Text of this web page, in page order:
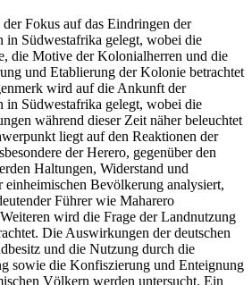
Fokus auf das Eindringen der
in Südwestafrika gelegt, wobei die
die Motive der Kolonialherren und die
und Etablierung der Kolonie betrachtet
wird auf die Ankunft der
in Südwestafrika gelegt, wobei die
während dieser Zeit näher beleuchtet
liegt auf den Reaktionen der
der Herero, gegenüber den
Haltungen, Widerstand und
einheimischen Bevölkerung analysiert,
Führer wie Maharero
wird die Frage der Landnutzung
Die Auswirkungen der deutschen
und die Nutzung durch die
sowie die Konfiszierung und Enteignung
Völkern werden untersucht. Ein